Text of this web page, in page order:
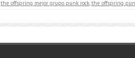
the offspring mejor grupo punk rock the offspring